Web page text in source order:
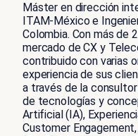
Máster en dirección
ITAM-México e
Colombia. Con más de
mercado de CX y
contribuido con varias
experiencia de sus
a través de la
de tecnologías y
Artificial (IA),
Customer